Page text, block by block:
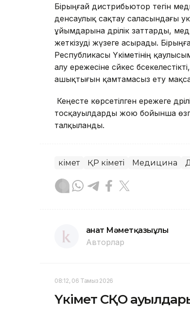
Бірыңғай дистрибьютор тегін
денсаулық сақтау саласындағы
ұйымдарына дәрілік заттарды,
жеткізуді жүзеге асырады.
Республикасы Үкіметінің
алу ережесіне сәйкес
ашықтығын қамтамасыз ету
Кеңесте көрсетілген ережеге
тосқауылдарды жою бойынша
талқыланды.
Үкімет ҚР Үкіметі Медицина
Қанат Мәметқазыұлы
Авторлар
08:12, 06 Тамыз 2026
Үкімет СҚО